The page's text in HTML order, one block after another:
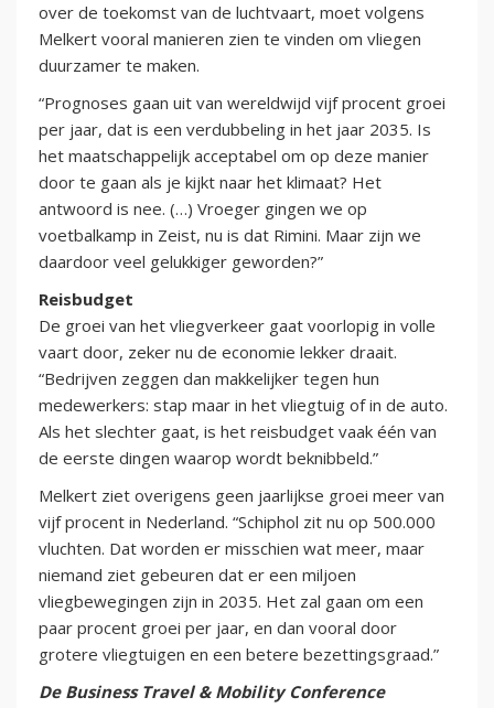
over de toekomst van de luchtvaart, moet volgens
Melkert vooral manieren zien te vinden om vliegen
duurzamer te maken.
“Prognoses gaan uit van wereldwijd vijf procent groei
per jaar, dat is een verdubbeling in het jaar 2035. Is
het maatschappelijk acceptabel om op deze manier
door te gaan als je kijkt naar het klimaat? Het
antwoord is nee. (…) Vroeger gingen we op
voetbalkamp in Zeist, nu is dat Rimini. Maar zijn we
daardoor veel gelukkiger geworden?”
Reisbudget
De groei van het vliegverkeer gaat voorlopig in volle
vaart door, zeker nu de economie lekker draait.
“Bedrijven zeggen dan makkelijker tegen hun
medewerkers: stap maar in het vliegtuig of in de auto.
Als het slechter gaat, is het reisbudget vaak één van
de eerste dingen waarop wordt beknibbeld.”
Melkert ziet overigens geen jaarlijkse groei meer van
vijf procent in Nederland. “Schiphol zit nu op 500.000
vluchten. Dat worden er misschien wat meer, maar
niemand ziet gebeuren dat er een miljoen
vliegbewegingen zijn in 2035. Het zal gaan om een
paar procent groei per jaar, en dan vooral door
grotere vliegtuigen en een betere bezettingsgraad.”
De Business Travel & Mobility Conference